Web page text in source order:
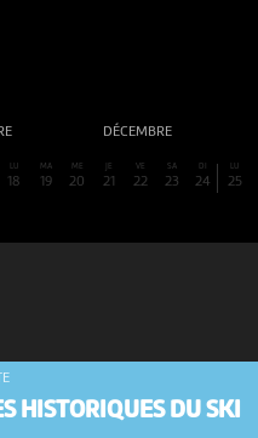
DÉCEMBRE
LU
18
MA
19
ME
20
JE
21
VE
22
SA
23
DI
24
LU
25
HISTORIQUES DU SKI